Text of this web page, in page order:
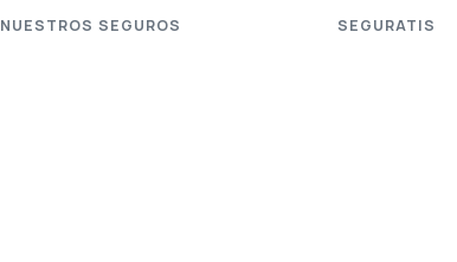
NUESTROS SEGUROS SEGURATIS